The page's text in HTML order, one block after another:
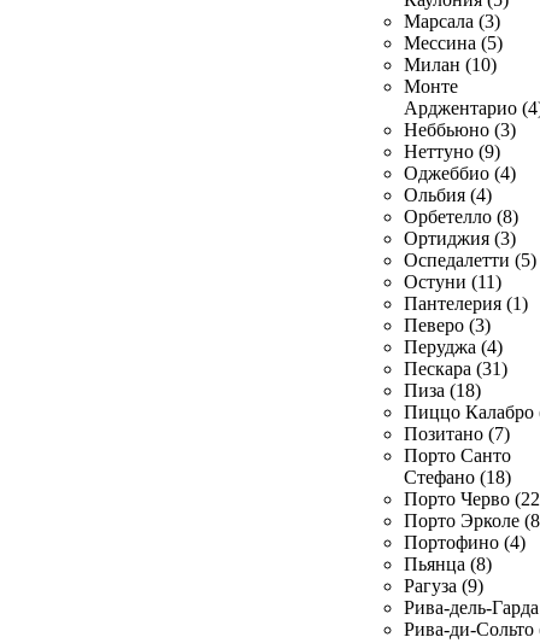
Марсала (3)
Мессина (5)
Милан (10)
Монте
Арджентарио
Неббьюно (3)
Неттуно (9)
Оджеббио (4)
Ольбия (4)
Орбетелло (8)
Ортиджия (3)
Оспедалетти (5)
Остуни (11)
Пантелерия (1)
Певеро (3)
Перуджа (4)
Пескара (31)
Пиза (18)
Пиццо Калабро
Позитано (7)
Порто Санто
Стефано (18)
Порто Черво
Порто Эрколе
Портофино (4)
Пьянца (8)
Рагуза (9)
Рива-дель-
Рива-ди-Сольто